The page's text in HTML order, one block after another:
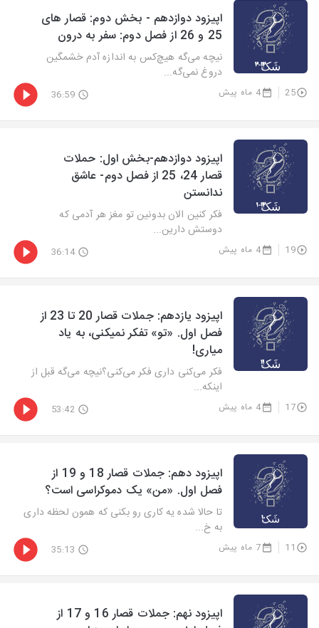
اپیزود دوازدهم - بخش دوم: قصار های
25 و 26 از فصل دوم: سفر به درون
نیچه می‌گه هیچ‌کس به اندازه آدم خشمگین
دروغ نمی‌گه...
25 4 ماه پیش 36:59
اپیزود دوازدهم-بخش اول: حملات
قصار 24، 25 از فصل دوم- عاشق
ندانستن
فکر کنین الان بدونین تو مغز هر آدمی که
دوستش دارین...
19 4 ماه پیش 36:14
اپیزود یازدهم: جملات قصار 20 تا 23 از
فصل اول. «تو» تفکر نمیکنی، به یاد
میاری!
فکر می‌کنی داری فکر می‌کنی؟نیچه می‌گه قبل از
اینکه...
17 4 ماه پیش 53:42
اپیزود دهم: جملات قصار 18 و 19 از
فصل اول. «من» یک دموکراسی است؟
تا حالا شده یه کاری رو بکنی که همون لحظه داری
به خ...
11 7 ماه پیش 35:13
اپیزود نهم: جملات قصار 16 و 17 از